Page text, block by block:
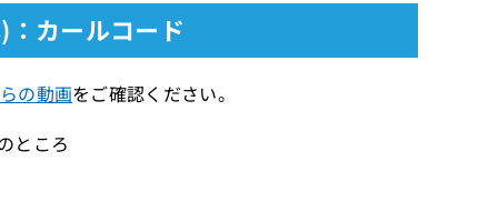
カールコード
の動画をご確認ください。
ところ